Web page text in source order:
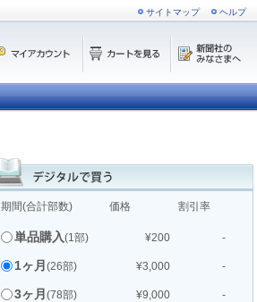
サイトマップ ヘルプ
期間(合計部数) 価格 割引率
単品購入(1部) ¥200 -
1ヶ月 (26部) ¥3,000 -
3ヶ月 (78部) ¥9,000 -